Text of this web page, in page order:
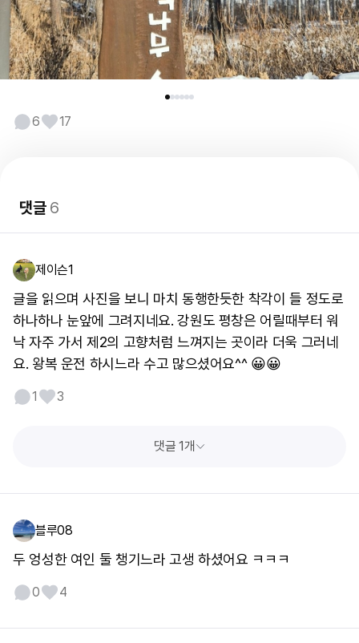
6 17
댓글6
제이슨1
글을 읽으며 사진을 보니 마치 동행한듯한 착각이 들 정도로
하나하나 눈앞에 그려지네요. 강원도 평창은 어릴때부터 워
낙 자주 가서 제2의 고향처럼 느껴지는 곳이라 더욱 그러네
요. 왕복 운전 하시느라 수고 많으셨어요^^ 😀😀
1 3
댓글 1개
블루08
두 엉성한 여인 둘 챙기느라 고생 하셨어요 ㅋㅋㅋ
0 4